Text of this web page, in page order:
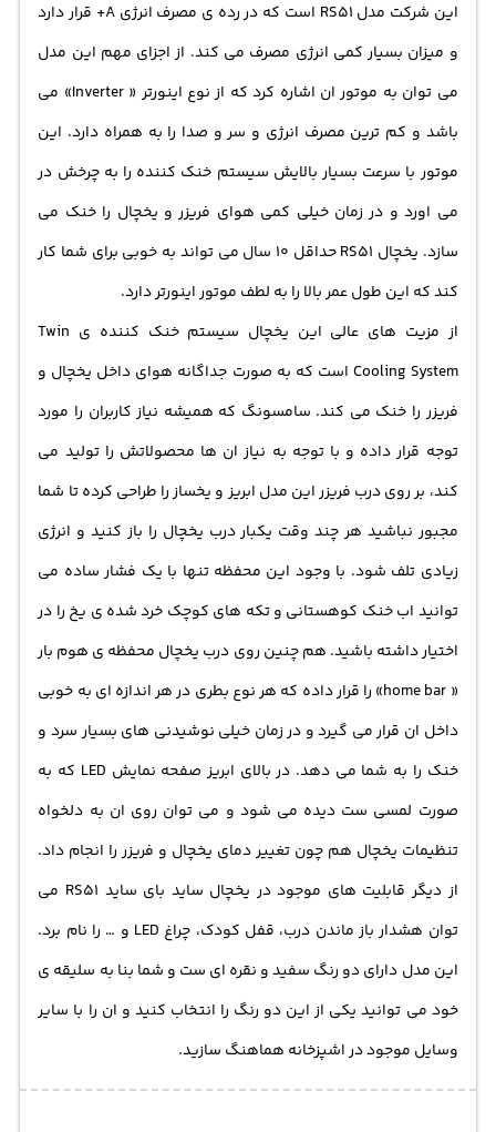
این شرکت مدل RS51 است که در رده ی مصرف انرژی A+ قرار دارد
و میزان بسیار کمی انرژی مصرف می کند. از اجزای مهم این مدل
می توان به موتور ان اشاره کرد که از نوع اینورتر « Inverter» می
باشد و کم ترین مصرف انرژی و سر و صدا را به همراه دارد. این
موتور با سرعت بسیار بالایش سیستم خنک کننده را به چرخش در
می اورد و در زمان خیلی کمی هوای فریزر و یخچال را خنک می
سازد. یخچال RS51 حداقل 10 سال می تواند به خوبی برای شما کار
کند که این طول عمر بالا را به لطف موتور اینورتر دارد.
از مزیت های عالی این یخچال سیستم خنک کننده ی Twin
Cooling System است که به صورت جداگانه هوای داخل یخچال و
فریزر را خنک می کند. سامسونگ که همیشه نیاز کاربران را مورد
توجه قرار داده و با توجه به نیاز ان ها محصولاتش را تولید می
کند، بر روی درب فریزر این مدل ابریز و یخساز را طراحی کرده تا شما
مجبور نباشید هر چند وقت یکبار درب یخچال را باز کنید و انرژی
زیادی تلف شود. با وجود این محفظه تنها با یک فشار ساده می
توانید اب خنک کوهستانی و تکه های کوچک خرد شده ی یخ را در
اختیار داشته باشید. هم چنین روی درب یخچال محفظه ی هوم بار
« home bar» را قرار داده که هر نوع بطری در هر اندازه ای به خوبی
داخل ان قرار می گیرد و در زمان خیلی نوشیدنی های بسیار سرد و
خنک را به شما می دهد. در بالای ابریز صفحه نمایش LED که به
صورت لمسی ست دیده می شود و می توان روی ان به دلخواه
تنظیمات یخچال هم چون تغییر دمای یخچال و فریزر را انجام داد.
از دیگر قابلیت های موجود در یخچال ساید بای ساید RS51 می
توان هشدار باز ماندن درب، قفل کودک، چراغ LED و … را نام برد.
این مدل دارای دو رنگ سفید و نقره ای ست و شما بنا به سلیقه ی
خود می توانید یکی از این دو رنگ را انتخاب کنید و ان را با سایر
وسایل موجود در اشپزخانه هماهنگ سازید.